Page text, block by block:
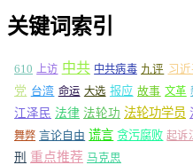
关键词索引
610 上访 中共 中共病毒 九评 习近
党 台湾 命运 大选 报应 故事 文革
江泽民 法律 法轮功 法轮功学员
舞弊 言论自由 谎言 贪污腐败 起诉
刑 重点推荐 马克思